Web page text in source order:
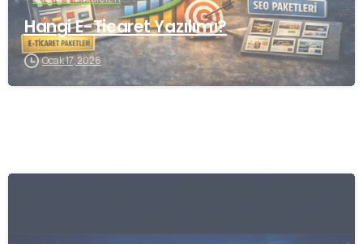
Hangi E-Ticaret Yazılımı?
Ocak 17, 2026